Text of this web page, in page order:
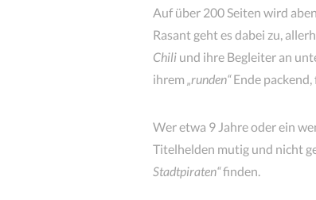
Auf über 200 Seiten wird
Rasant geht es dabei zu,
Chili und ihre Begleiter an
ihrem „runden“Ende
Wer etwa 9 Jahre oder ein
Titelhelden mutig und nicht
Stadtpiraten“finden.